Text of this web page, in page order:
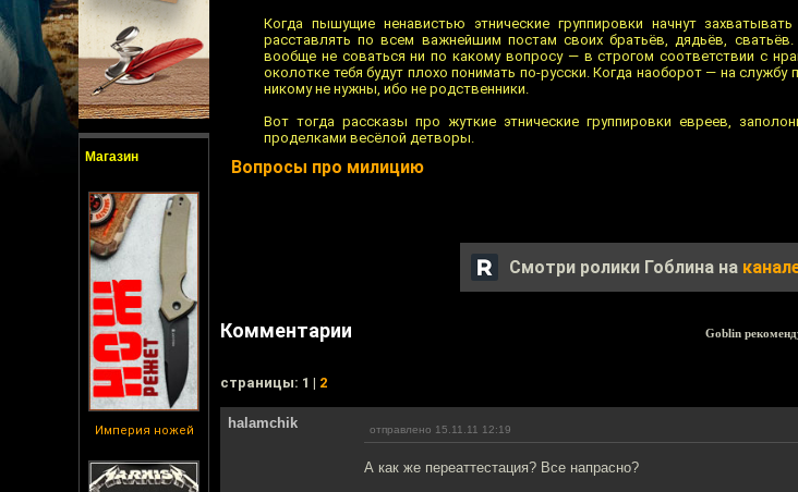
Магазин
Империя ножей
Когда пышущие ненавистью этнические группировки начнут
расставлять по всем важнейшим постам своих братьёв, дядьёв,
вообще не соваться ни по какому вопросу — в строгом соответствии с
околотке тебя будут плохо понимать по-русски. Когда наоборот — на службу
никому не нужны, ибо не родственники.
Вот тогда рассказы про жуткие этнические группировки евреев,
проделками весёлой детворы.
Вопросы про милицию
Смотри ролики Гоблина на
Комментарии Goblin
cтраницы: 1 | 2
halamchik отправлено 15.11.11 12:19
А как же переаттестация? Все напрасно?